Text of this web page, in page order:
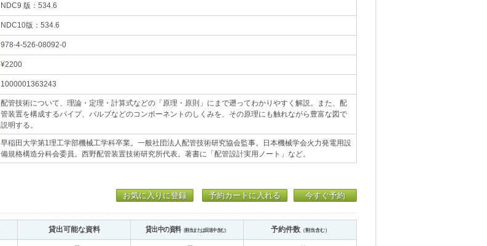
NDC9 版：534.6
NDC10版：534.6
978-4-526-08092-0
¥2200
1000001363243
配管技術について、理論・定理・計算式などの「原理・原則」にまで遡ってわかりやすく解説。また、配
管装置を構成するパイプ、バルブなどのコンポーネントのしくみを、その原理にも触れながら豊富な図で
説明する。
早稲田大学第1理工学部機械工学科卒業。一般社団法人配管技術研究協会監事。日本機械学会火力発電用設
備規格構造分科会委員。西野配管装置技術研究所代表。著書に「配管設計実用ノート」など。
お気に入りに登録 予約カートに入れる 今すぐ予約
貸出可能な資料 貸出中の資料（割当または回送中含む） 予約件数（割当含む）